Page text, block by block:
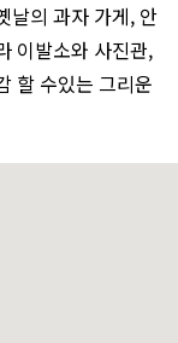
날의 과자 가게, 안
이발소와 사진관,
할 수있는 그리운